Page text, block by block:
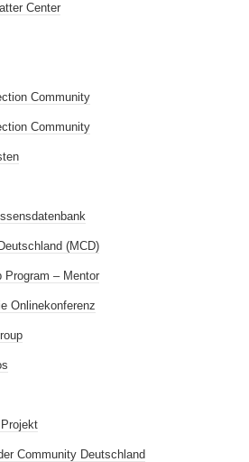
Center
Community
Community
(MCD)
Program – Mentor
Onlinekonferenz
Community Deutschland